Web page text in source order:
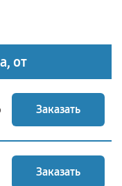
от
Заказать
Заказать